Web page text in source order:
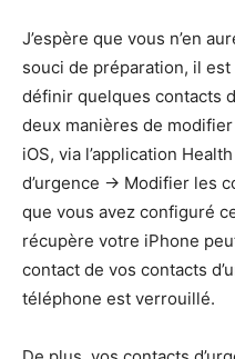
J’espère que vous n’en
souci de préparation, il
définir quelques contacts
deux manières de
iOS, via l’application
d’urgence -> Modifier les
que vous avez configuré
récupère votre iPhone
contact de vos contacts
téléphone est verrouillé.